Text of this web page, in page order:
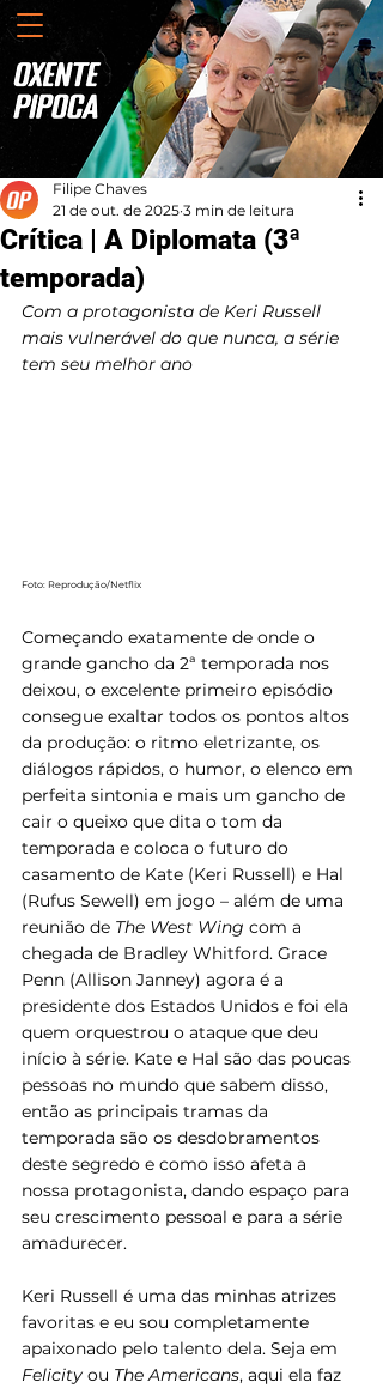
Crítica | A Diplomata (3ª
temporada)
Filipe Chaves
21 de out. de 2025 3 min de leitura
Com a protagonista de Keri Russell
mais vulnerável do que nunca, a série
tem seu melhor ano
Foto: Reprodução/Netflix
Começando exatamente de onde o
grande gancho da 2ª temporada nos
deixou, o excelente primeiro episódio
consegue exaltar todos os pontos altos
da produção: o ritmo eletrizante, os
diálogos rápidos, o humor, o elenco em
perfeita sintonia e mais um gancho de
cair o queixo que dita o tom da
temporada e coloca o futuro do
casamento de Kate (Keri Russell) e Hal
(Rufus Sewell) em jogo – além de uma
reunião de The West Wing com a
chegada de Bradley Whitford. Grace
Penn (Allison Janney) agora é a
presidente dos Estados Unidos e foi ela
quem orquestrou o ataque que deu
início à série. Kate e Hal são das poucas
pessoas no mundo que sabem disso,
então as principais tramas da
temporada são os desdobramentos
deste segredo e como isso afeta a
nossa protagonista, dando espaço para
seu crescimento pessoal e para a série
amadurecer.
Keri Russell é uma das minhas atrizes
favoritas e eu sou completamente
apaixonado pelo talento dela. Seja em
Felicity ou The Americans, aqui ela faz